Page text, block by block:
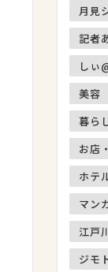
月見
記者
しぃ
美容
暮ら
お店
ホテ
マン
江戸
ジモ